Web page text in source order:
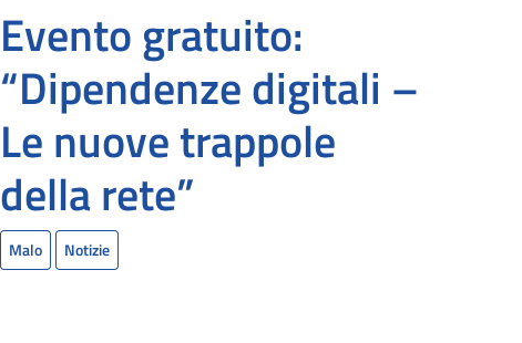
Evento gratuito:
“Dipendenze digitali –
Le nuove trappole
della rete”
Malo Notizie